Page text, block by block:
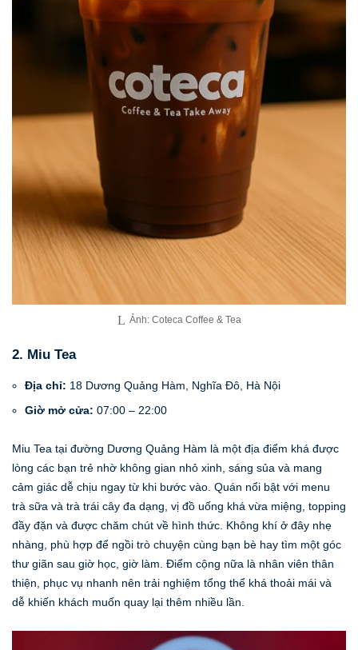
Ảnh: Coteca Coffee & Tea
2. Miu Tea
Địa chỉ: 18 Dương Quảng Hàm, Nghĩa Đô, Hà Nội
Giờ mở cửa: 07:00 – 22:00
Miu Tea tại đường Dương Quảng Hàm là một địa điểm khá được
lòng các bạn trẻ nhờ không gian nhỏ xinh, sáng sủa và mang
cảm giác dễ chịu ngay từ khi bước vào. Quán nổi bật với menu
trà sữa và trà trái cây đa dạng, vị đồ uống khá vừa miệng, topping
đầy đặn và được chăm chút về hình thức. Không khí ở đây nhẹ
nhàng, phù hợp để ngồi trò chuyện cùng bạn bè hay tìm một góc
thư giãn sau giờ học, giờ làm. Điểm cộng nữa là nhân viên thân
thiện, phục vụ nhanh nên trải nghiệm tổng thể khá thoải mái và
dễ khiến khách muốn quay lại thêm nhiều lần.